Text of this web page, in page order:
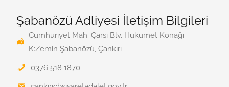
Şabanözü Adliyesi İletişim Bilgileri
Cumhuriyet Mah. Çarşı Blv. Hükümet Konağı
K:Zemin Şabanözü, Çankırı
0376 518 1870